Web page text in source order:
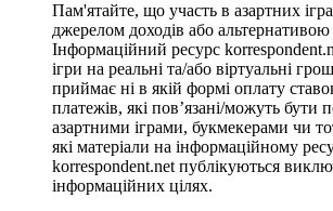
Пам'ятайте, що участь в азартних
джерелом доходів або альтернативою
Інформаційний ресурс
ігри на реальні та/або віртуальні
приймає ні в якій формі оплату
платежів, які пов’язані/можуть бути
азартними іграми, букмекерами чи
які матеріали на інформаційному
korrespondent.net публікуються
інформаційних цілях.